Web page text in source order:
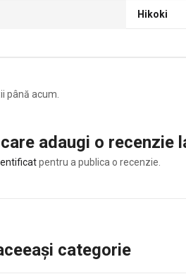
Hikoki
până acum.
adaugi o recenzie
pentru a publica o recenzie.
categorie